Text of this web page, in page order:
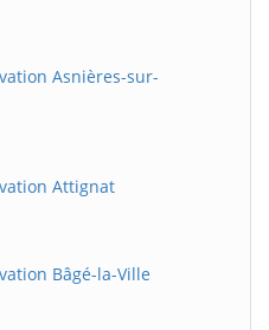
Asnières-sur-
Attignat
Bâgé-la-Ville